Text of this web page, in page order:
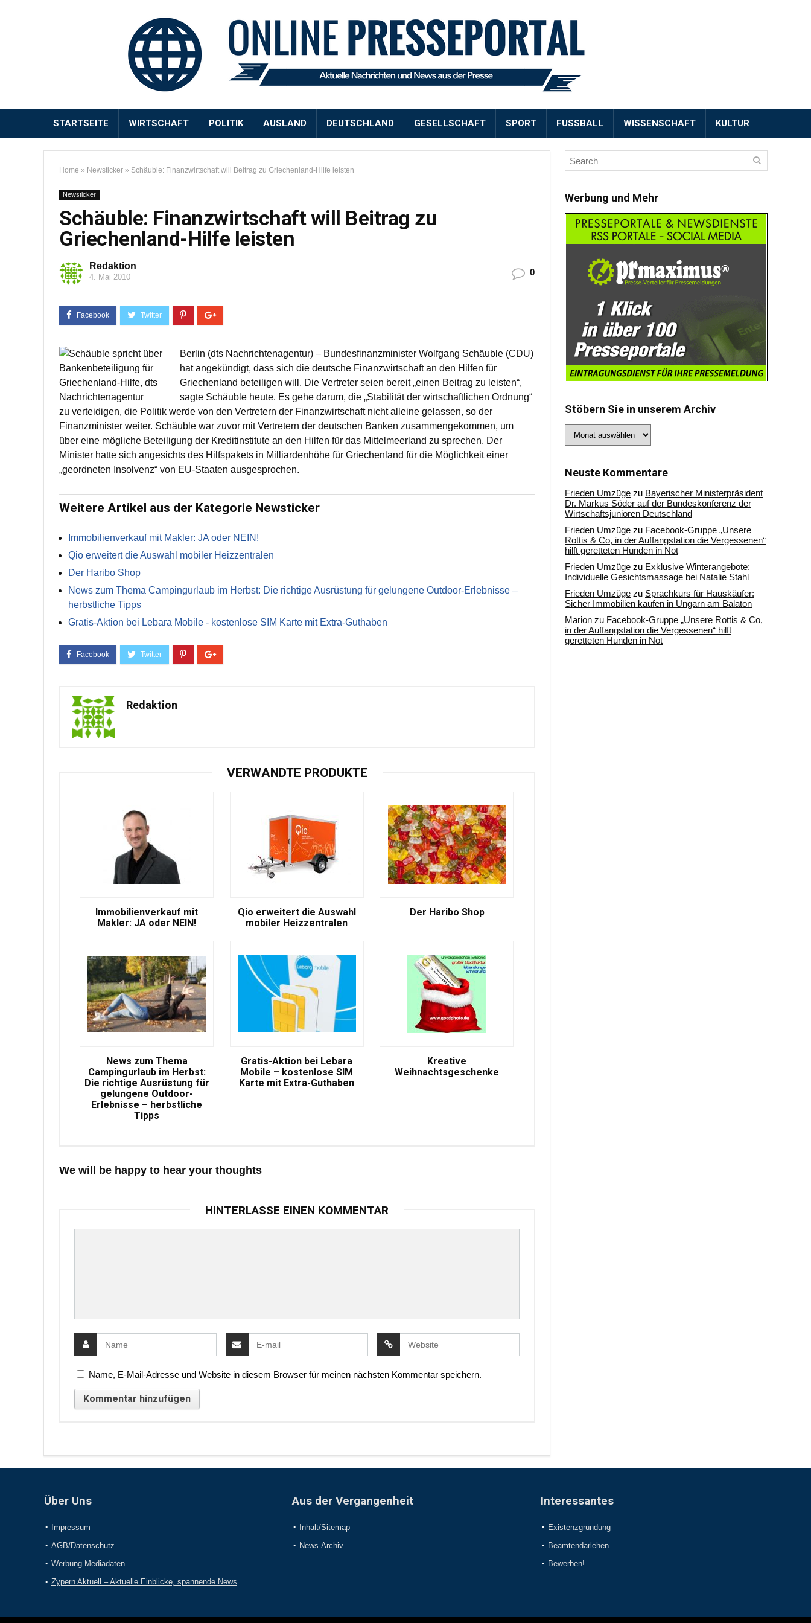
STARTSEITE WIRTSCHAFT POLITIK AUSLAND DEUTSCHLAND GESELLSCHAFT SPORT FUSSBALL WISSENSCHAFT KULTUR
Home » Newsticker » Schäuble: Finanzwirtschaft will Beitrag zu Griechenland-Hilfe leisten
Newsticker
Schäuble: Finanzwirtschaft will Beitrag zu
Griechenland-Hilfe leisten
Redaktion
4. Mai 2010 0
Berlin (dts Nachrichtenagentur) – Bundesfinanzminister Wolfgang Schäuble (CDU)
hat angekündigt, dass sich die deutsche Finanzwirtschaft an den Hilfen für
Griechenland beteiligen will. Die Vertreter seien bereit „einen Beitrag zu leisten“,
sagte Schäuble heute. Es gehe darum, die „Stabilität der wirtschaftlichen Ordnung“
zu verteidigen, die Politik werde von den Vertretern der Finanzwirtschaft nicht alleine gelassen, so der
Finanzminister weiter. Schäuble war zuvor mit Vertretern der deutschen Banken zusammengekommen, um
über eine mögliche Beteiligung der Kreditinstitute an den Hilfen für das Mittelmeerland zu sprechen. Der
Minister hatte sich angesichts des Hilfspakets in Milliardenhöhe für Griechenland für die Möglichkeit einer
„geordneten Insolvenz“ von EU-Staaten ausgesprochen.
Weitere Artikel aus der Kategorie Newsticker
Immobilienverkauf mit Makler: JA oder NEIN!
Qio erweitert die Auswahl mobiler Heizzentralen
Der Haribo Shop
News zum Thema Campingurlaub im Herbst: Die richtige Ausrüstung für gelungene Outdoor-Erlebnisse –
herbstliche Tipps
Gratis-Aktion bei Lebara Mobile - kostenlose SIM Karte mit Extra-Guthaben
Redaktion
VERWANDTE PRODUKTE
Immobilienverkauf mit
Makler: JA oder NEIN!
Qio erweitert die Auswahl
mobiler Heizzentralen
Der Haribo Shop
News zum Thema
Campingurlaub im Herbst:
Die richtige Ausrüstung für
gelungene Outdoor-
Erlebnisse – herbstliche
Tipps
Gratis-Aktion bei Lebara
Mobile – kostenlose SIM
Karte mit Extra-Guthaben
Kreative
Weihnachtsgeschenke
We will be happy to hear your thoughts
HINTERLASSE EINEN KOMMENTAR
Name, E-Mail-Adresse und Website in diesem Browser für meinen nächsten Kommentar speichern.
Werbung und Mehr
Stöbern Sie in unserem Archiv
Sie
Archiv
Neuste Kommentare
Frieden Umzüge zu Bayerischer Ministerpräsident
Dr. Markus Söder auf der Bundeskonferenz der
Wirtschaftsjunioren Deutschland
Frieden Umzüge zu Facebook-Gruppe „Unsere
Rottis & Co, in der Auffangstation die Vergessenen“
hilft geretteten Hunden in Not
Frieden Umzüge zu Exklusive Winterangebote:
Individuelle Gesichtsmassage bei Natalie Stahl
Frieden Umzüge zu Sprachkurs für Hauskäufer:
Sicher Immobilien kaufen in Ungarn am Balaton
Marion zu Facebook-Gruppe „Unsere Rottis & Co,
in der Auffangstation die Vergessenen“ hilft
geretteten Hunden in Not
Über Uns
Impressum
AGB/Datenschutz
Werbung Mediadaten
Zypern Aktuell – Aktuelle Einblicke, spannende News
Aus der Vergangenheit
Inhalt/Sitemap
News-Archiv
Interessantes
Existenzgründung
Beamtendarlehen
Bewerben!